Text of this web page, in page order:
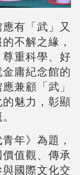
有「武」又
不解之緣，
重科學、好
庸紀念館的
兼顧「武」
魅力，彰顯
年》為題，
值觀、傳承
國際文化交